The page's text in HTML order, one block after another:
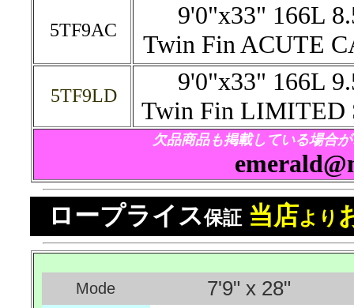
5TF9AC
9'0"x33" 166L
Twin Fin ACUTE
5TF9LD
9'0"x33" 166L
Twin Fin LIMITED
欠品商品も掲載している場合
ロープライス保証 当店より
Mode 7'9" x 28"